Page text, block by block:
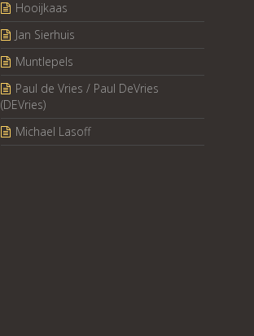
Hooijkaas
Jan Sierhuis
Muntlepels
Paul de Vries / Paul DeVries
(DEVries)
Michael Lasoff